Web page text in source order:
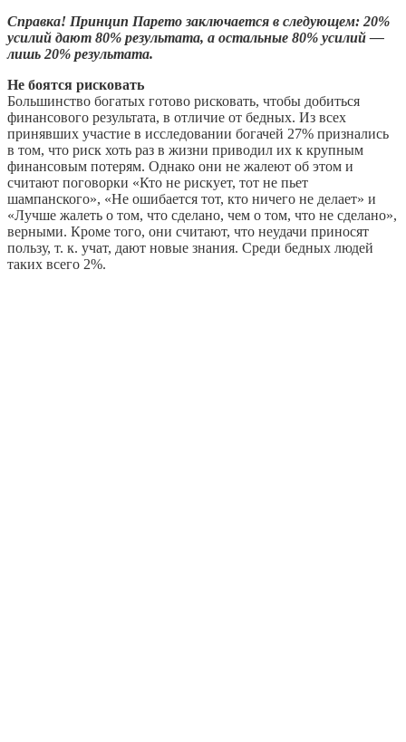
Справка! Принцип Парето заключается в следующем: 20%
усилий дают 80% результата, а остальные 80% усилий —
лишь 20% результата.
Не боятся рисковать
Большинство богатых готово рисковать, чтобы добиться
финансового результата, в отличие от бедных. Из всех
принявших участие в исследовании богачей 27% признались
в том, что риск хоть раз в жизни приводил их к крупным
финансовым потерям. Однако они не жалеют об этом и
считают поговорки «Кто не рискует, тот не пьет
шампанского», «Не ошибается тот, кто ничего не делает» и
«Лучше жалеть о том, что сделано, чем о том, что не сделано»,
верными. Кроме того, они считают, что неудачи приносят
пользу, т. к. учат, дают новые знания. Среди бедных людей
таких всего 2%.